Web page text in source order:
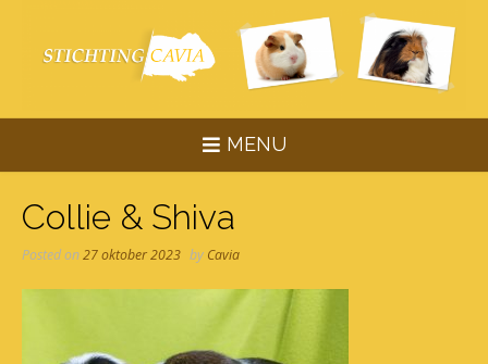
content
MENU
Collie & Shiva
Posted on27 oktober 2023 by Cavia